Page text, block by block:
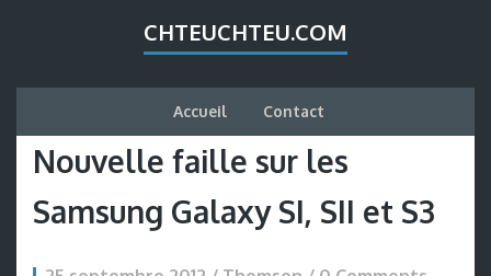
CHTEUCHTEU.COM
Accueil Contact
Nouvelle faille sur les
Samsung Galaxy SI, SII et S3